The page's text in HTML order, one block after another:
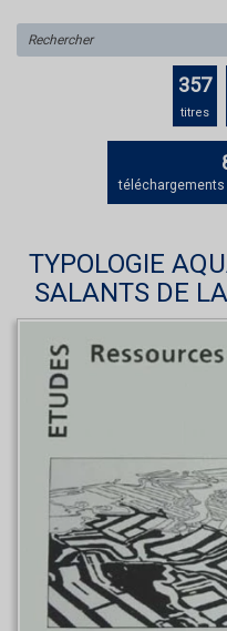
357
titres
téléchargements
TYPOLOGIE
SALANTS DE